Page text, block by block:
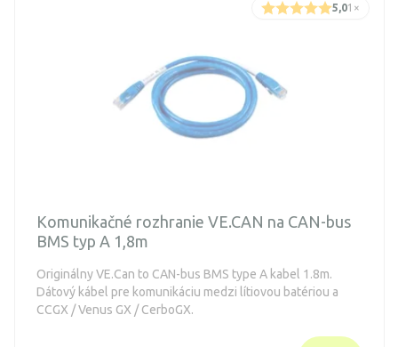
5,01 ×
Komunikačné rozhranie VE.CAN na CAN-bus
BMS typ A 1,8m
Originálny VE.Can to CAN-bus BMS type A kabel 1.8m.
Dátový kábel pre komunikáciu medzi lítiovou batériou a
CCGX / Venus GX / CerboGX.